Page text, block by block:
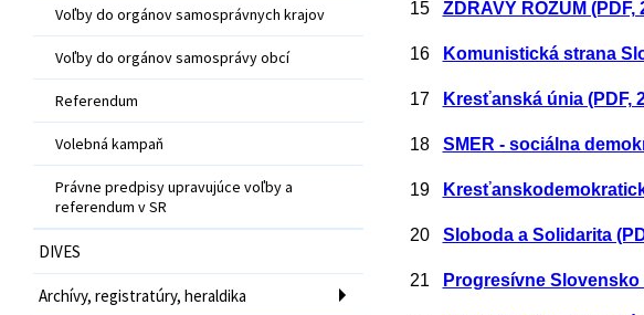
Voľby do orgánov samosprávnych krajov
Voľby do orgánov samosprávy obcí
Referendum
Volebná kampaň
Právne predpisy upravujúce voľby a
referendum v SR
DIVES
Archívy, registratúry, heraldika
15 ZDRAVÝ ROZUM (PDF,
16 Komunistická strana
17 Kresťanská únia (PDF,
18 SMER - sociálna
19
20 Sloboda a Solidarita
21 Progresívne Slovensko